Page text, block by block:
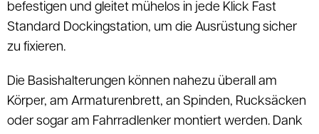
befestigen und gleitet mühelos in jede Klick Fast
Standard Dockingstation, um die Ausrüstung sicher
zu fixieren.
Die Basishalterungen können nahezu überall am
Körper, am Armaturenbrett, an Spinden, Rucksäcken
oder sogar am Fahrradlenker montiert werden. Dank